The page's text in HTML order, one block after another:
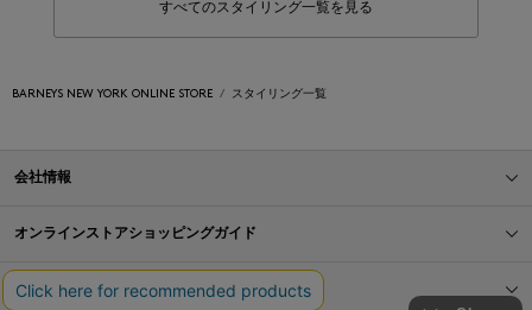
すべてのスタイリング一覧を見る
BARNEYS NEW YORK ONLINE STORE スタイリング一覧
会社情報
オンラインストアショッピングガイド
店舗情報